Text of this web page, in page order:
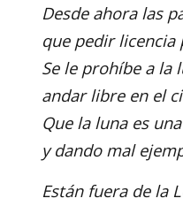
Desde ahora las
que pedir licencia
Se le prohíbe a la
andar libre en el
Que la luna es
y dando mal
Están fuera de la